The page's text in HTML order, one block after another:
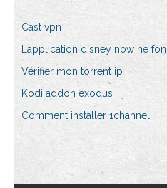
Cast vpn
Lapplication disney now ne
Vérifier mon torrent ip
Kodi addon exodus
Comment installer 1channel